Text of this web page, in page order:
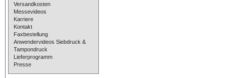
Versandkosten
Messevideos
Karriere
Kontakt
Faxbestellung
Anwendervideos Siebdruck &
Tampondruck
Lieferprogramm
Presse